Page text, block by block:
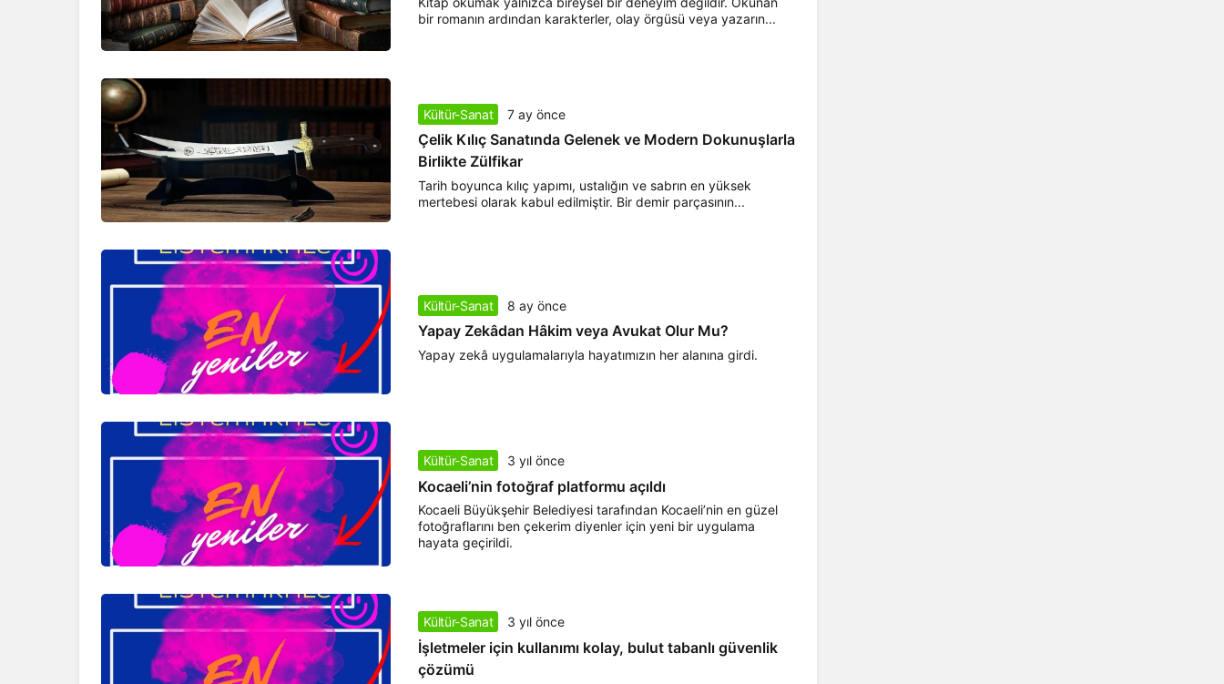
bir romanın ardından karakterler, olay örgüsü veya yazarın...
Kültür-Sanat 7 ay önce
Çelik Kılıç Sanatında Gelenek ve Modern Dokunuşlarla
Birlikte Zülfikar
Tarih boyunca kılıç yapımı, ustalığın ve sabrın en yüksek
mertebesi olarak kabul edilmiştir. Bir demir parçasının...
Kültür-Sanat 8 ay önce
Yapay Zekâdan Hâkim veya Avukat Olur Mu?
Yapay zekâ uygulamalarıyla hayatımızın her alanına girdi.
Kültür-Sanat 3 yıl önce
Kocaeli’nin fotoğraf platformu açıldı
Kocaeli Büyükşehir Belediyesi tarafından Kocaeli’nin en güzel
fotoğraflarını ben çekerim diyenler için yeni bir uygulama
hayata geçirildi.
Kültür-Sanat 3 yıl önce
İşletmeler için kullanımı kolay, bulut tabanlı güvenlik
çözümü